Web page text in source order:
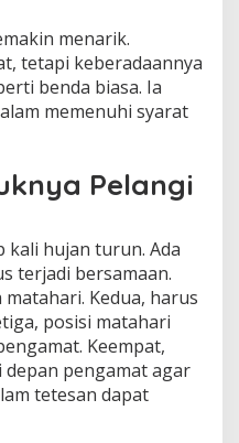
menarik.
tetapi keberadaannya
benda biasa. Ia
memenuhi syarat
Pelangi
kali hujan turun. Ada
terjadi bersamaan.
Kedua, harus
posisi matahari
Keempat,
pengamat agar
tetesan dapat